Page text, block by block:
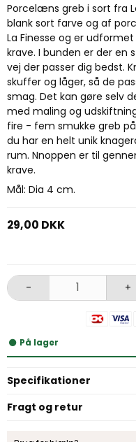
Porcelæns greb i sort fra
blank sort farve og af
La Finesse og er
krave. I bunden er der en
vej der passer dig bedst.
skuffer og låger, så de
smag. Det kan gøre selv
med maling og
fire - fem smukke greb
du har en helt unik
rum. Nnoppen er til
krave.
Mål: Dia 4 cm.
29,00 DKK
- +
På lager
Specifikationer
Fragt og retur